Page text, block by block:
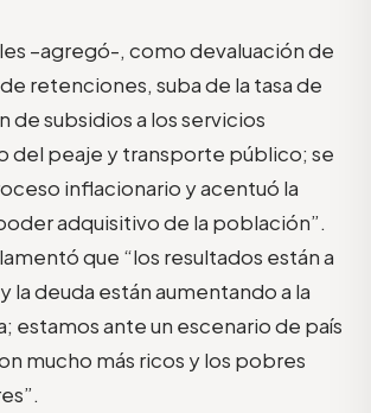
–agregó-, como devaluación de
retenciones, suba de la tasa de
de subsidios a los servicios
del peaje y transporte público; se
inflacionario y acentuó la
adquisitivo de la población”.
que “los resultados están a
la deuda están aumentando a la
estamos ante un escenario de país
mucho más ricos y los pobres